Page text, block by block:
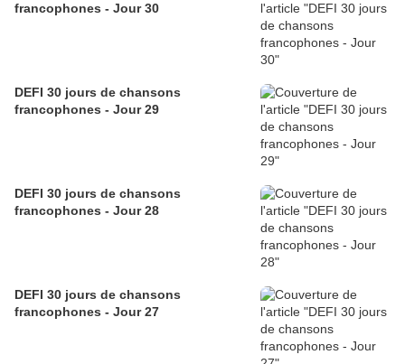
francophones - Jour 30
DEFI 30 jours de chansons
francophones - Jour 29
DEFI 30 jours de chansons
francophones - Jour 28
DEFI 30 jours de chansons
francophones - Jour 27